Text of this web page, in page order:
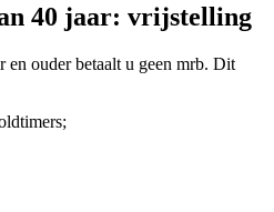
40 jaar: vrijstelling
ouder betaalt u geen mrb. Dit